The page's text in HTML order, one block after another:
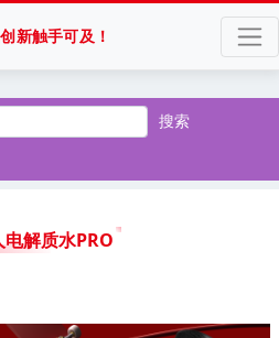
新触手可及！
搜索
解质水PRO